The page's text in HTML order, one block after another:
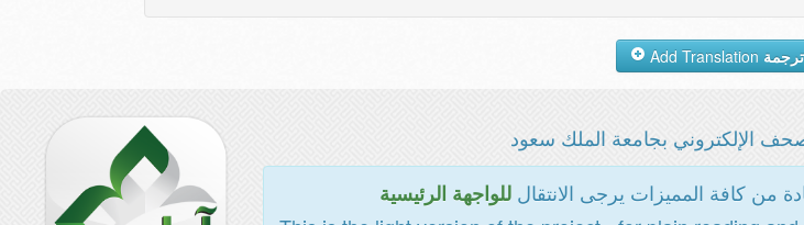
الإلكتروني بجامعة الملك سعود
من كافة المميزات يرجى الانتقالللواجهة الرئيسية